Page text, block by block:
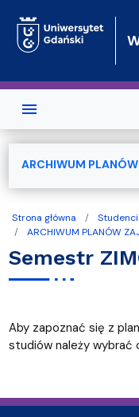
Strona główna Studenci
ARCHIWUM PLANÓW
Semestr
Aby zapoznać się z
studiów należy wybrać
ARCHIWUM